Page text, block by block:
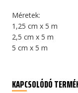
Méretek:
1,25 cm x 5 m
2,5 cm x 5 m
5 cm x 5 m
KAPCSOLÓDÓ